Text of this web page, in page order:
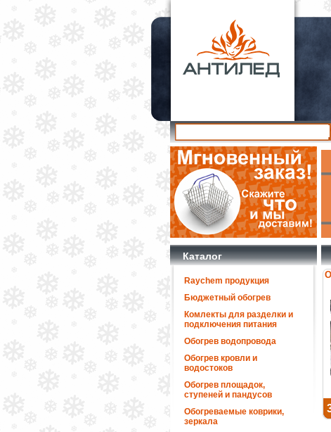
Каталог
Raychem продукция
Бюджетный обогрев
Комлекты для разделки и
подключения питания
Обогрев водопровода
Обогрев кровли и
водостоков
Обогрев площадок,
ступеней и пандусов
Обогреваемые коврики,
зеркала